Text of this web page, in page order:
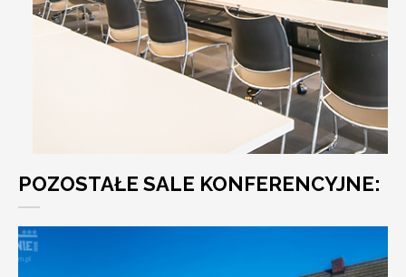
POZOSTAŁE SALE KONFERENCYJNE: